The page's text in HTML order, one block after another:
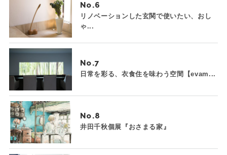
No.
リノベーションした玄関で使いたい、おし
ゃ...
No.
日常を彩る、衣食住を味わう空間【evam...
No.
井田千秋個展『おさまる家』